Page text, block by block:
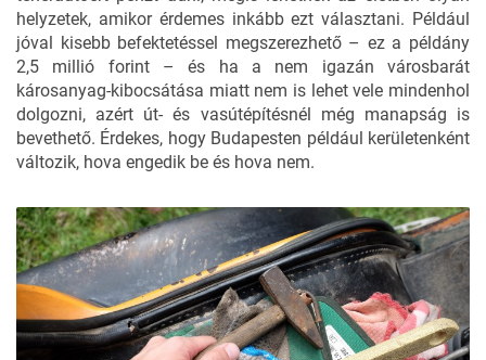
helyzetek, amikor érdemes inkább ezt választani. Például
jóval kisebb befektetéssel megszerezhető – ez a példány
2,5 millió forint– és ha a nem igazán városbarát
károsanyag-kibocsátása miatt nem is lehet vele mindenhol
dolgozni, azért út- és vasútépítésnél még manapság is
bevethető. Érdekes, hogy Budapesten például kerületenként
változik, hova engedik be és hova nem.